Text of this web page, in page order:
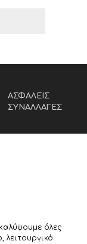
ΑΣΦΑΛΕΙΣ
ΣΥΝΑΛΛΑΓΕΣ
όλες